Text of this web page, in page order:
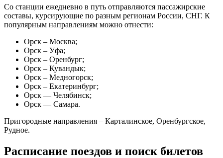
Со станции ежедневно в путь отправляются пассажирские
составы, курсирующие по разным регионам России, СНГ. К
популярным направлениям можно отнести:
Орск – Москва;
Орск – Уфа;
Орск – Оренбург;
Орск – Кувандык;
Орск – Медногорск;
Орск – Екатеринбург;
Орск — Челябинск;
Орск — Самара.
Пригородные направления – Карталинское, Оренбургское,
Рудное.
Расписание поездов и поиск билетов